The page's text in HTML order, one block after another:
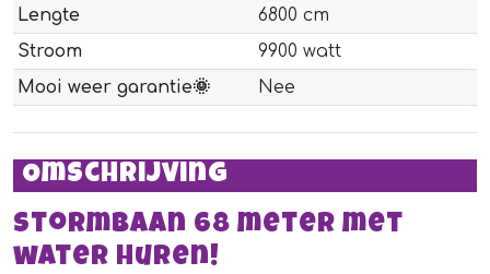
Lengte
6800 cm
Stroom
9900 watt
Mooi weer garantie🌞
Nee
Omschrijving
Stormbaan 68 meter met
water huren!